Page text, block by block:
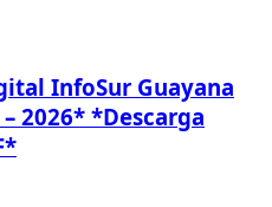
InfoSur Guayana
2026* *Descarga